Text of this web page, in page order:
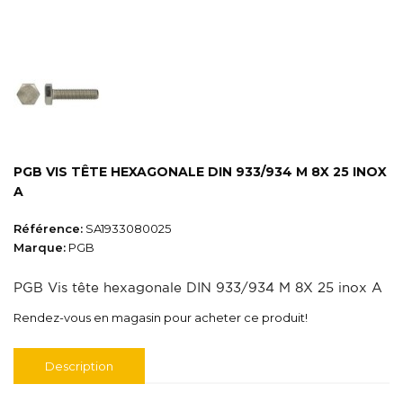
PGB VIS TÊTE HEXAGONALE DIN 933/934 M 8X 25 INOX
A
Référence: SA1933080025
Marque: PGB
PGB Vis tête hexagonale DIN 933/934 M 8X 25 inox A
Rendez-vous en magasin pour acheter ce produit!
Description